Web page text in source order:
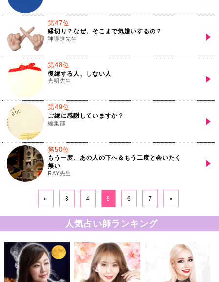
第47位
縁切り？なぜ、そこまで気嫌いするの？
神導進先生
第48位
復縁する人、しない人
光明先生
第49位
ご縁に感謝していますか？
編集部
第50位
もう一度、あの人の下へ＆もう二度と会いたく
無い
RAY先生
« 3 4 5 6 7 »
人気占い師ランキング